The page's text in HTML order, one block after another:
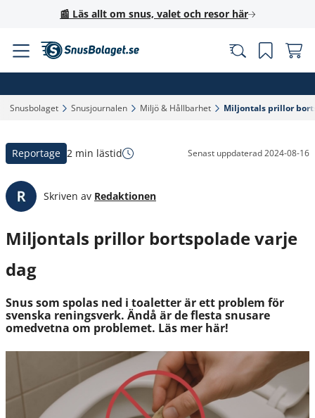
📰 Läs allt om snus, valet och resor här
Snusbolaget‎ Snusjournalen‎ Miljö & Hållbarhet‎ Miljontals prillor
Reportage 2 min lästid Senast uppdaterad2024-08-16
Skriven av Redaktionen
Miljontals prillor bortspolade varje
dag
Snus som spolas ned i toaletter är ett problem för
svenska reningsverk. Ändå är de flesta snusare
omedvetna om problemet. Läs mer här!